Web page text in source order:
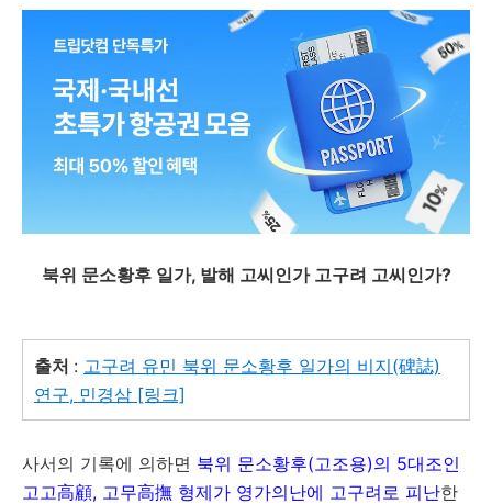
북위 문소황후 일가, 발해 고씨인가 고구려 고씨인가?
출처 : 고구려 유민 북위 문소황후 일가의 비지(碑誌)
연구, 민경삼 [링크]
사서의 기록에 의하면 북위 문소황후(고조용)의 5대조인
고고高顧, 고무高撫 형제가 영가의난에 고구려로 피난한